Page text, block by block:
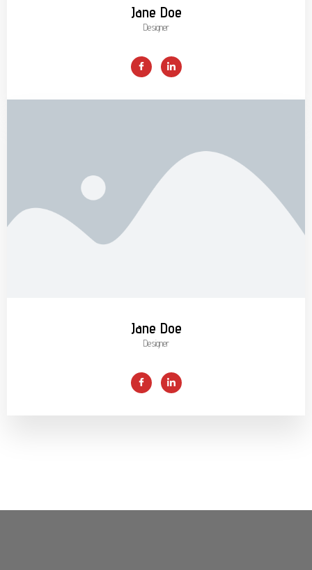
Jane Doe
Designer
Jane Doe
Designer